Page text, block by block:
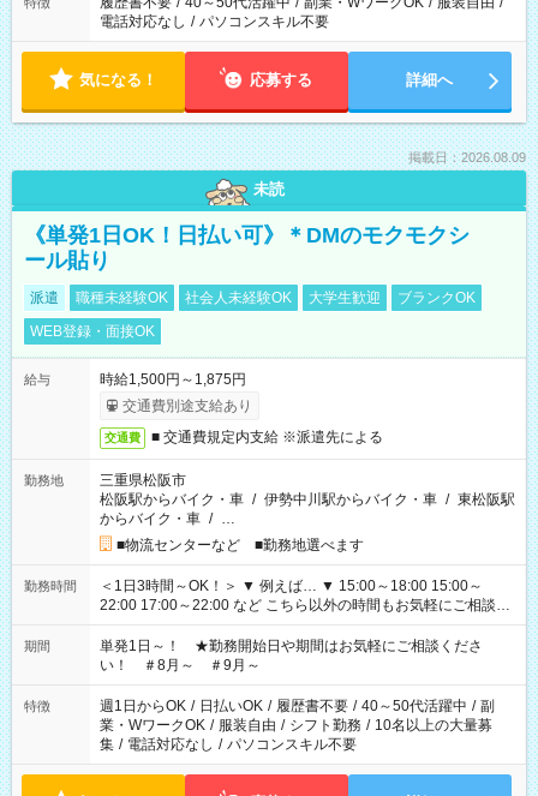
電話対応なし / パソコンスキル不要
気になる！ 応募する 詳細へ
掲載日：2026.08.09
未読
《単発1日OK！日払い可》＊DMのモクモクシ
ール貼り
派遣 職種未経験OK 社会人未経験OK 大学生歓迎
ブランクOK
WEB登録・面接OK
給与
時給1,500円～1,875円
交通費別途支給あり
交通費 ■ 交通費規定内支給 ※派遣先による
勤務地
三重県松阪市
松阪駅からバイク・車 / 伊勢中川駅からバイク・車 / 東松阪駅
からバイク・車 / …
■物流センターなど ■勤務地選べます
勤務時間
＜1日3時間～OK！＞ ▼ 例えば… ▼ 15:00～18:00 15:00～
22:00 17:00～22:00 など こちら以外の時間もお気軽にご相談く
ださい！
期間
単発1日～！ ★勤務開始日や期間はお気軽にご相談くださ
い！ ＃8月～ ＃9月～
特徴 週1日からOK / 日払いOK / 履歴書不要 / 40～50代活躍中 / 副
業・WワークOK / 服装自由 / シフト勤務 / 10名以上の大量募
集 / 電話対応なし / パソコンスキル不要